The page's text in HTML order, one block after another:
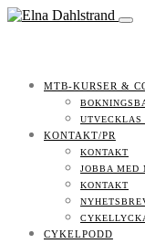
MTB-KURSER &
KONTAKT/PR
KONTAKT
JOBBA MED
KONTAKT
CYKELPODD